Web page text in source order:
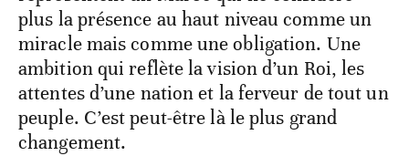
plus la présence au haut niveau comme un
miracle mais comme une obligation. Une
ambition qui reflète la vision d’un Roi, les
attentes d’une nation et la ferveur de tout un
peuple. C’est peut-être là le plus grand
changement.